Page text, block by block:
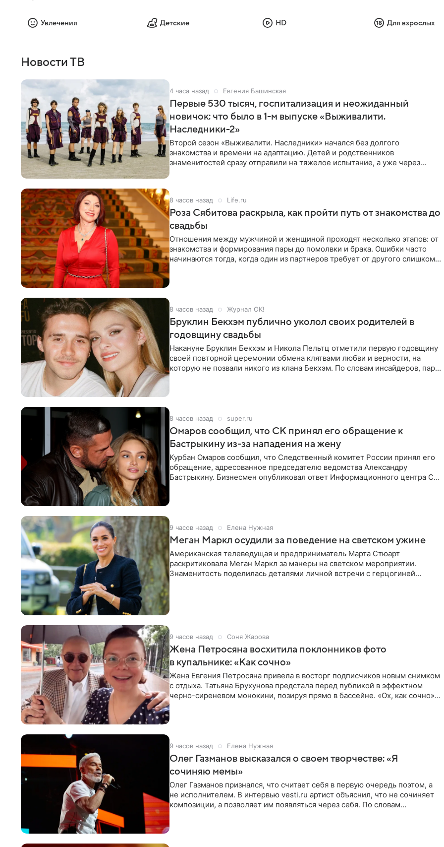
Увлечения Детские HD Для взрослых
Новости ТВ
4 часа назад Евгения Башинская
Первые 530 тысяч, госпитализация и неожиданный
новичок: что было в 1-м выпуске «Выживалити.
Наследники-2»
Второй сезон «Выживалити. Наследники» начался без долгого
знакомства и времени на адаптацию. Детей и родственников
знаменитостей сразу отправили на тяжелое испытание, а уже через
8 часов назад Life.ru
Роза Сябитова раскрыла, как пройти путь от знакомства до
свадьбы
Отношения между мужчиной и женщиной проходят несколько этапов: от
знакомства и формирования пары до помолвки и брака. Ошибки часто
начинаются тогда, когда один из партнеров требует от другого слишком
8 часов назад Журнал OK!
Бруклин Бекхэм публично уколол своих родителей в
годовщину свадьбы
Накануне Бруклин Бекхэм и Никола Пельтц отметили первую годовщину
своей повторной церемонии обмена клятвами любви и верности, на
которую не позвали никого из клана Бекхэм. По словам инсайдеров, пара
8 часов назад super.ru
Омаров сообщил, что СК принял его обращение к
Бастрыкину из-за нападения на жену
Курбан Омаров сообщил, что Следственный комитет России принял его
обращение, адресованное председателю ведомства Александру
Бастрыкину. Бизнесмен опубликовал ответ Информационного центра СК
9 часов назад Елена Нужная
Меган Маркл осудили за поведение на светском ужине
Американская телеведущая и предприниматель Марта Стюарт
раскритиковала Меган Маркл за манеры на светском мероприятии.
Знаменитость поделилась деталями личной встречи с герцогиней
9 часов назад Соня Жарова
Жена Петросяна восхитила поклонников фото
в купальнике: «Как сочно»
Жена Евгения Петросяна привела в восторг подписчиков новым снимком
с отдыха. Татьяна Брухунова предстала перед публикой в эффектном
черно-сиреневом монокини, позируя прямо в бассейне. «Ох, как сочно»,
9 часов назад Елена Нужная
Олег Газманов высказался о своем творчестве: «Я
сочиняю мемы»
Олег Газманов признался, что считает себя в первую очередь поэтом, а
не исполнителем. В интервью vesti.ru артист объяснил, что не сочиняет
композиции, а позволяет им появляться через себя. По словам